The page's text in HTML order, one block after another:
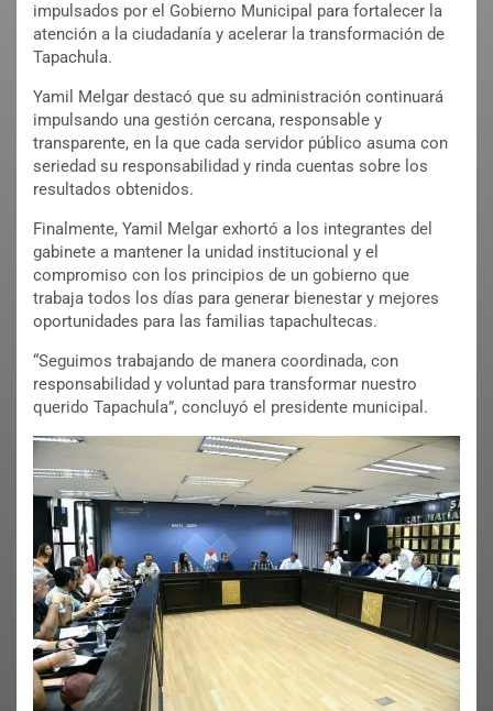
impulsados por el Gobierno Municipal para fortalecer la
atención a la ciudadanía y acelerar la transformación de
Tapachula.
Yamil Melgar destacó que su administración continuará
impulsando una gestión cercana, responsable y
transparente, en la que cada servidor público asuma con
seriedad su responsabilidad y rinda cuentas sobre los
resultados obtenidos.
Finalmente, Yamil Melgar exhortó a los integrantes del
gabinete a mantener la unidad institucional y el
compromiso con los principios de un gobierno que
trabaja todos los días para generar bienestar y mejores
oportunidades para las familias tapachultecas.
“Seguimos trabajando de manera coordinada, con
responsabilidad y voluntad para transformar nuestro
querido Tapachula”, concluyó el presidente municipal.